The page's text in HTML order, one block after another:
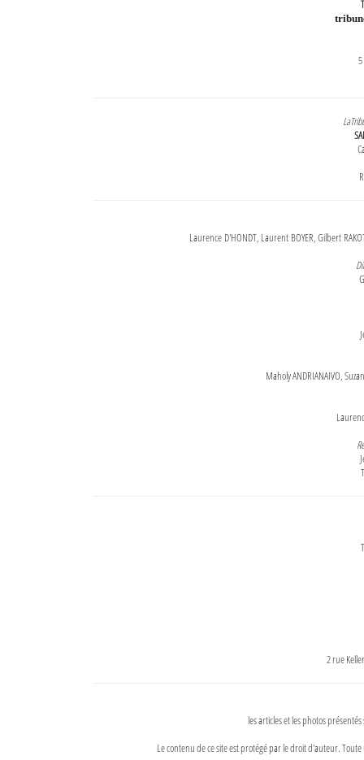
Laurence D'HONDT, Laurent BOYER, Gilbert
Maholy ANDRIANAIVO,
2 rue
les articles et les photos
Le contenu de ce site est protégé par le droit d'auteur.